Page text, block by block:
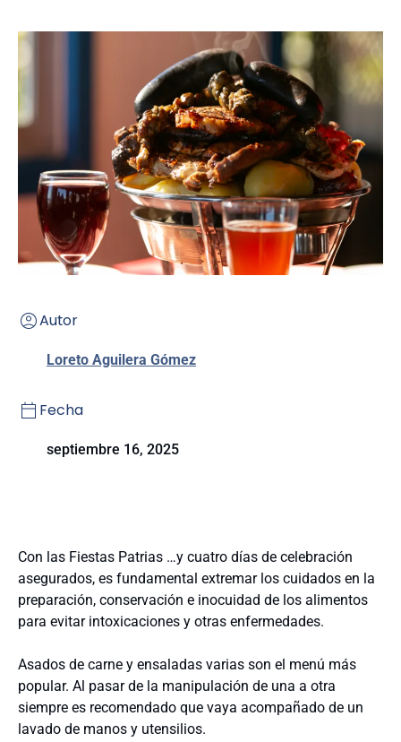
Autor
Loreto Aguilera Gómez
Fecha
septiembre 16, 2025
Con las Fiestas Patrias …y cuatro días de celebración
asegurados, es fundamental extremar los cuidados en la
preparación, conservación e inocuidad de los alimentos
para evitar intoxicaciones y otras enfermedades.
Asados de carne y ensaladas varias son el menú más
popular. Al pasar de la manipulación de una a otra
siempre es recomendado que vaya acompañado de un
lavado de manos y utensilios.